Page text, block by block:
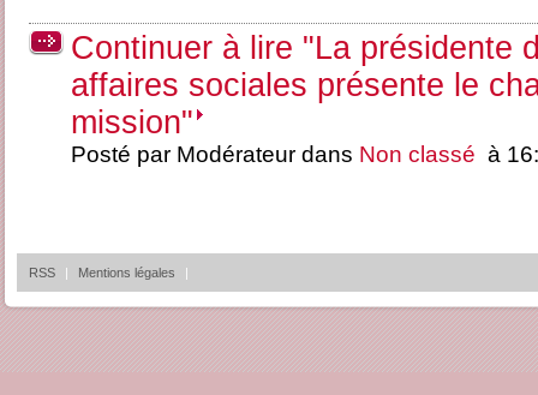
Continuer à lire "La présidente
affaires sociales présente le
mission"
Posté par Modérateur dans Non classé à
RSS | Mentions légales |